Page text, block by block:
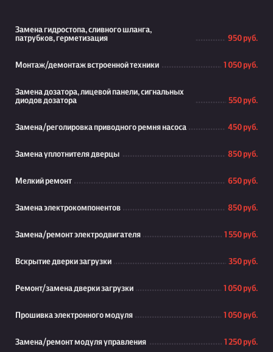
Замена гидростопа, сливного шланга,
патрубков, герметизация
950 руб.
Монтаж/демонтаж встроенной техники 1 050 руб.
Замена дозатора, лицевой панели, сигнальных
диодов дозатора
550 руб.
Замена/реголировка приводного ремня насоса 450 руб.
Замена уплотнителя дверцы 850 руб.
Мелкий ремонт 650 руб.
Замена электрокомпонентов 850 руб.
Замена/ремонт электродвигателя 1 550 руб.
Вскрытие дверки загрузки 350 руб.
Ремонт/замена дверки загрузки 1 050 руб.
Прошивка электронного модуля 1 050 руб.
Замена/ремонт модуля управления 1 250 руб.